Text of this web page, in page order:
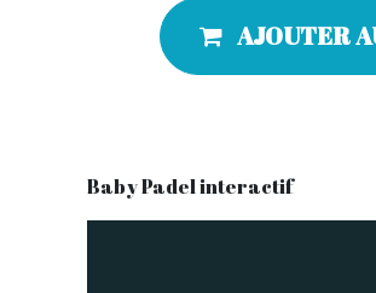
AJOUTER
Baby Padel interactif